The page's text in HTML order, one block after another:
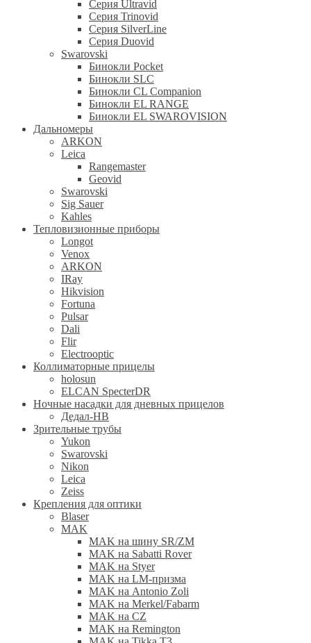
Серия Ultravid
Серия Trinovid
Серия SilverLine
Серия Duovid
Swarovski
Бинокли Pocket
Бинокли SLC
Бинокли CL Companion
Бинокли EL RANGE
Бинокли EL SWAROVISION
Дальномеры
ARKON
Leica
Rangemaster
Geovid
Swarovski
Sig Sauer
Kahles
Тепловизионные приборы
Longot
Venox
ARKON
IRay
Hikvision
Fortuna
Pulsar
Dali
Flir
Electrooptic
Коллиматорные прицелы
holosun
ELCAN SpecterDR
Ночные насадки для дневных прицелов
Дедал-НВ
Зрительные трубы
Yukon
Swarovski
Nikon
Leica
Zeiss
Крепления для оптики
Blaser
MAK
MAK на шину SR/ZM
MAK на Sabatti Rover
MAK на Styer
MAK на LM-призма
MAK на Antonio Zoli
MAK на Merkel/Fabarm
MAK на CZ
MAK на Remington